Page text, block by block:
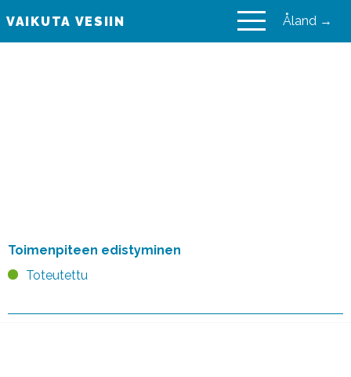
VAIKUTA VESIIN VAIKUTA VESIIN Åland →
Toimenpiteen edistyminen
Toteutettu